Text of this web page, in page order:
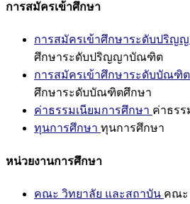
การสมัครเข้าศึกษา
การสมัครเข้าศึกษาระดับปริญ
ศึกษาระดับปริญญาบัณฑิต
การสมัครเข้าศึกษาระดับบัณฑิ
ศึกษาระดับบัณฑิตศึกษา
ค่าธรรมเนียมการศึกษา ค่าธรร
ทุนการศึกษา ทุนการศึกษา
หน่วยงานการศึกษา
คณะ วิทยาลัย และสถาบัน คณะ